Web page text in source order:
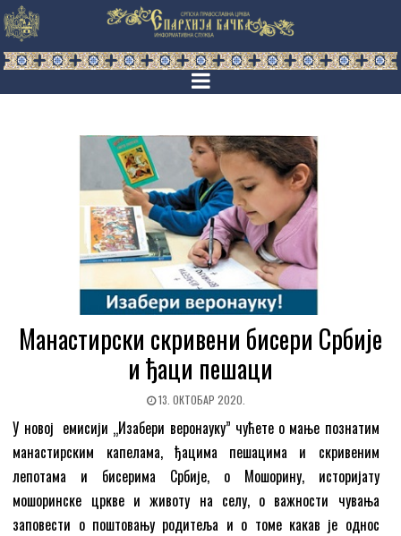
Манастирски скривени бисери Србије
и ђаци пешаци
13. ОКТОБАР 2020.
У новој емисији „Изабери веронауку” чућете о мање познатим
манастирским капелама, ђацима пешацима и скривеним
лепотама и бисерима Србије, о Мошорину, историјату
мошоринске цркве и животу на селу, о важности чувања
заповести о поштовању родитеља и о томе какав је однос